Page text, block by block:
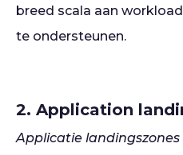
breed scala aan
te ondersteunen.
2. Application
Applicatie